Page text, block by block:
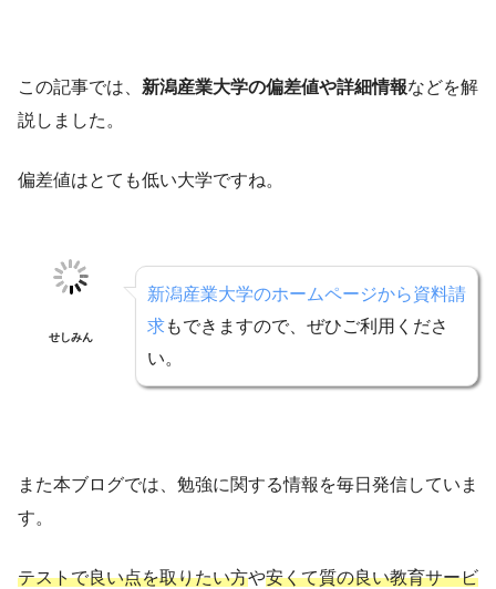
この記事では、 新潟産業大学の偏差値や詳細情報などを解
説しました。
偏差値はとても低い大学ですね。
せしみん
新潟産業大学のホームページから資料請
求もできますので、ぜひご利用くださ
い。
また本ブログでは、勉強に関する情報を毎日発信していま
す。
テストで良い点を取りたい方や安くて質の良い教育サービ